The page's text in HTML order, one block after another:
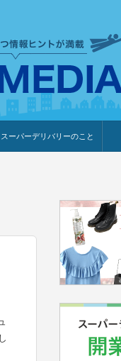
スーパーデリバリーのこと